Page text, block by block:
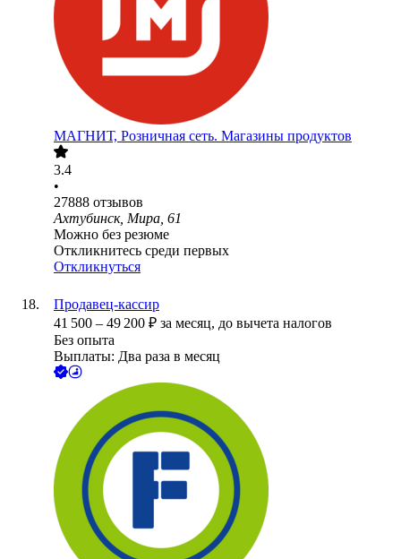
МАГНИТ, Розничная сеть. Магазины продуктов
3.4
•
27888 отзывов
Ахтубинск, Мира, 61
Можно без резюме
Откликнитесь среди первых
Откликнуться
Продавец-кассир
41 500 – 49 200 ₽ за месяц, до вычета налогов
Без опыта
Выплаты: Два раза в месяц